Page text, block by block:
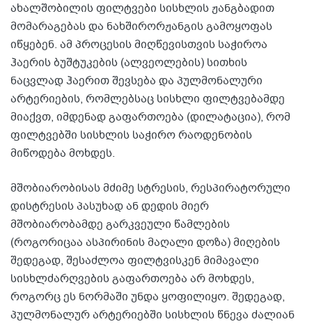
ახალშობილის ფილტვები სისხლის ჟანგბადით
მომარაგებას და ნახშირორჟანგის გამოყოფას
იწყებენ. ამ პროცესის მიღწევისთვის საჭიროა
ჰაერის ბუშტუკების (ალვეოლების) სითხის
ნაცვლად ჰაერით შევსება და პულმონალური
არტერიების, რომლებსაც სისხლი ფილტვებამდე
მიაქვთ, იმდენად გაფართოება (დილატაცია), რომ
ფილტვებში სისხლის საჭირო რაოდენობის
მიწოდება მოხდეს.
მშობიარობისას მძიმე სტრესის, რესპირატორული
დისტრესის პასუხად ან დედის მიერ
მშობიარობამდე გარკვეული წამლების
(როგორიცაა ასპირინის მაღალი დოზა) მიღების
შედეგად, შესაძლოა ფილტვისკენ მიმავალი
სისხლძარღვების გაფართოება არ მოხდეს,
როგორც ეს ნორმაში უნდა ყოფილიყო. შედეგად,
პულმონალურ არტერიებში სისხლის წნევა ძალიან